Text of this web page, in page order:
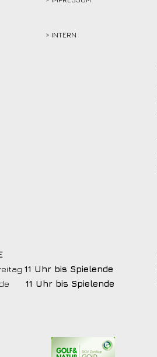
> INTERN
11 Uhr bis Spielende
11 Uhr bis Spielende